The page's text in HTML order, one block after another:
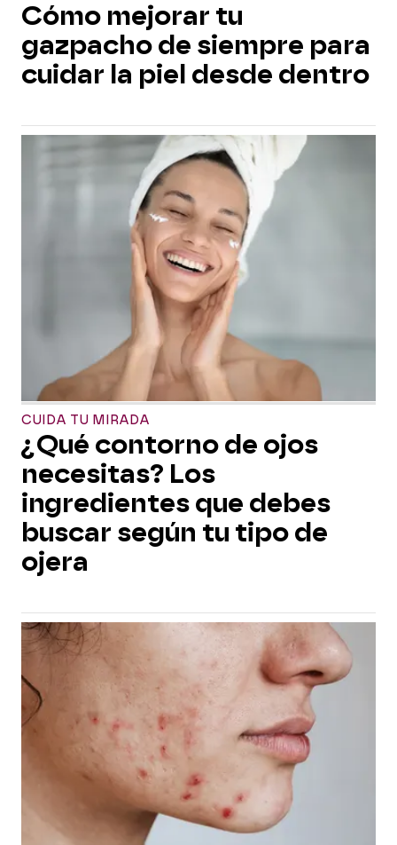
Cómo mejorar tu
gazpacho de siempre para
cuidar la piel desde dentro
CUIDA TU MIRADA
¿Qué contorno de ojos
necesitas? Los
ingredientes que debes
buscar según tu tipo de
ojera